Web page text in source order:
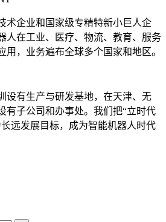
术企业和国家级专精特新小巨人企
人在工业、医疗、物流、教育、服务
用，业务遍布全球多个国家和地区。
设有生产与研发基地，在天津、无
有子公司和办事处。我们把“立时代
远发展目标，成为智能机器人时代